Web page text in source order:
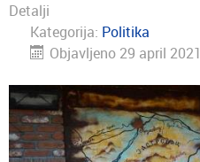
Detalji
Kategorija: Politika
Objavljeno 29 april 2021